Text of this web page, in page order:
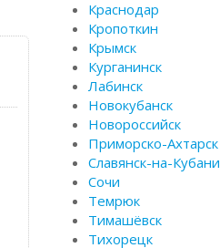
Краснодар
Кропоткин
Крымск
Курганинск
Лабинск
Новокубанск
Новороссийск
Приморско-Ахтарск
Славянск-на-Кубани
Сочи
Темрюк
Тимашёвск
Тихорецк